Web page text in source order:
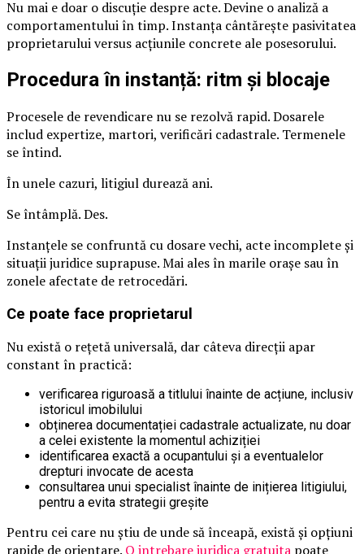
Nu mai e doar o discuție despre acte. Devine o analiză a
comportamentului în timp. Instanța cântărește pasivitatea
proprietarului versus acțiunile concrete ale posesorului.
Procedura în instanță: ritm și blocaje
Procesele de revendicare nu se rezolvă rapid. Dosarele
includ expertize, martori, verificări cadastrale. Termenele
se întind.
În unele cazuri, litigiul durează ani.
Se întâmplă. Des.
Instanțele se confruntă cu dosare vechi, acte incomplete și
situații juridice suprapuse. Mai ales în marile orașe sau în
zonele afectate de retrocedări.
Ce poate face proprietarul
Nu există o rețetă universală, dar câteva direcții apar
constant în practică:
verificarea riguroasă a titlului înainte de acțiune, inclusiv
istoricul imobilului
obținerea documentației cadastrale actualizate, nu doar
a celei existente la momentul achiziției
identificarea exactă a ocupantului și a eventualelor
drepturi invocate de acesta
consultarea unui specialist înainte de inițierea litigiului,
pentru a evita strategii greșite
Pentru cei care nu știu de unde să înceapă, există și opțiuni
rapide de orientare. O intrebare juridica gratuita poate